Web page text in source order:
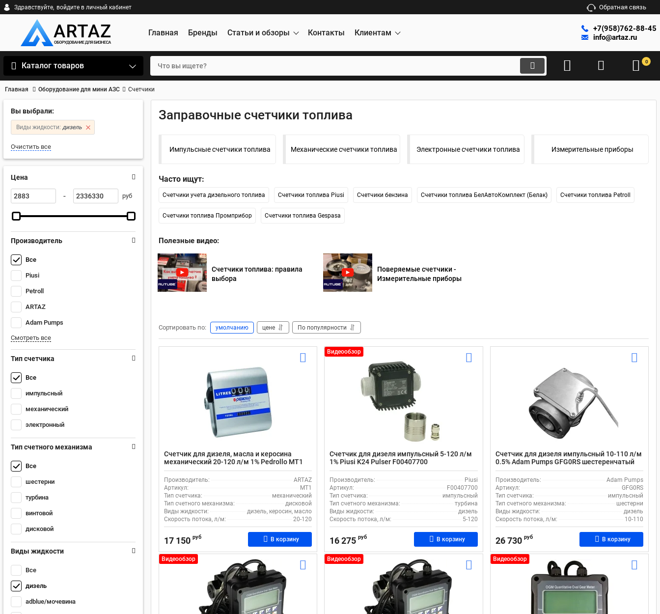
Здравствуйте, войдите в личный кабинет Обратная связь
Главная Бренды Статьи и обзоры Контакты Клиентам
+7(958)762-88-45
info@artaz.ru
Каталог товаров 0
Главная Оборудование для мини АЗС Счетчики
Вы выбрали:
Виды жидкости: дизель
Очистить все
Цена
- руб
Производитель
Все
Piusi
Petroll
ARTAZ
Adam Pumps
Смотреть все
Тип счетчика
Все
импульсный
механический
электронный
Тип счетного механизма
Все
шестерни
турбина
винтовой
дисковой
Виды жидкости
Все
дизель
adblue/мочевина
Заправочные счетчики топлива
Импульсные счетчики топлива Механические счетчики топлива Электронные счетчики топлива Измерительные приборы
Часто ищут:
Счетчики учета дизельного топлива Счетчики топлива Piusi Счетчики бензина Счетчики топлива БелАвтоКомплект (Белак) Счетчики топлива Petroll
Счетчики топлива Промприбор Счетчики топлива Gespasa
Полезные видео:
Счетчики топлива: правила
выбора
Поверяемые счетчики -
Измерительные приборы
Сортировать по: умолчанию цене По популярности
Счетчик для дизеля, масла и керосина
механический 20-120 л/м 1% Pedrollo MT1
Производитель:
ARTAZ
Артикул:
MT1
Тип счетчика:
механический
Тип счетного механизма:
дисковой
Виды жидкости:
дизель, керосин, масло
Скорость потока, л/м:
20-120
17 150 руб В корзину
Видеообзор
Счетчик для дизеля импульсный 5-120 л/м
1% Piusi K24 Pulser F00407700
Производитель:
Piusi
Артикул:
F00407700
Тип счетчика:
импульсный
Тип счетного механизма:
турбина
Виды жидкости:
дизель
Скорость потока, л/м:
5-120
16 275 руб В корзину
Счетчик для дизеля импульсный 10-110 л/м
0.5% Adam Pumps GFG0RS шестеренчатый
Производитель:
Adam Pumps
Артикул:
GFG0RS
Тип счетчика:
импульсный
Тип счетного механизма:
шестерни
Виды жидкости:
дизель
Скорость потока, л/м:
10-110
26 730 руб В корзину
Видеообзор Видеообзор Видеообзор